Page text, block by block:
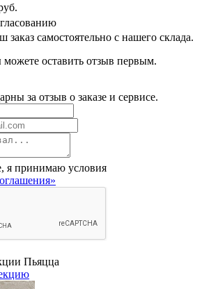
заказ самостоятельно с нашего склада.
оставить отзыв первым.
за отзыв о заказе и сервисе.
я принимаю условия
Пьяцца